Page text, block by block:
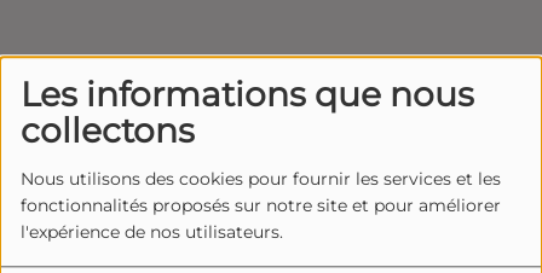
Les informations que nous
collectons
Nous utilisons des cookies pour fournir les services et les
fonctionnalités proposés sur notre site et pour améliorer
l'expérience de nos utilisateurs.